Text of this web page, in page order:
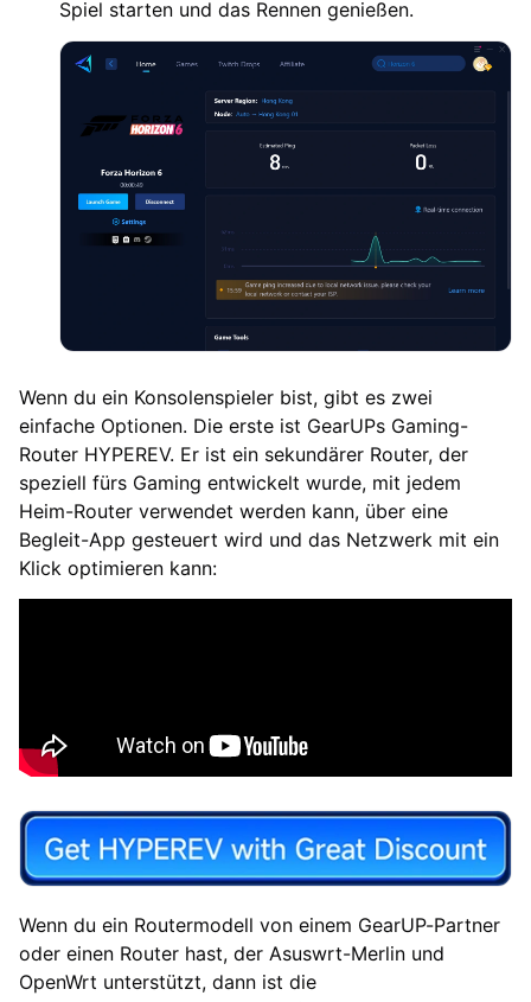
Spiel starten und das Rennen genießen.
Wenn du ein Konsolenspieler bist, gibt es zwei
einfache Optionen. Die erste ist GearUPs Gaming-
Router HYPEREV. Er ist ein sekundärer Router, der
speziell fürs Gaming entwickelt wurde, mit jedem
Heim-Router verwendet werden kann, über eine
Begleit-App gesteuert wird und das Netzwerk mit ein
Klick optimieren kann:
Wenn du ein Routermodell von einem GearUP-Partner
oder einen Router hast, der Asuswrt-Merlin und
OpenWrt unterstützt, dann ist die